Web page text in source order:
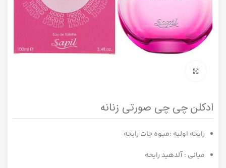
ادکلن چی چی صورتی زنانه
رایحه اولیه :میوه جات رایحه
میانی : آلدهید رایحه